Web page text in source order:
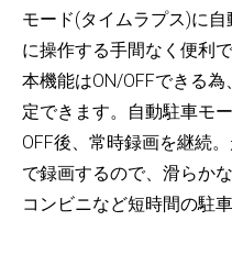
モード(タイムラプス)に
に操作する手間なく便利で
本機能はON/OFFできる
定できます。自動駐車モ
OFF後、常時録画を継続
で録画するので、滑らか
コンビニなど短時間の駐